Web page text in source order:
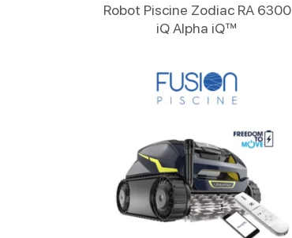
Robot Piscine Zodiac RA 6300
iQ Alpha iQ™